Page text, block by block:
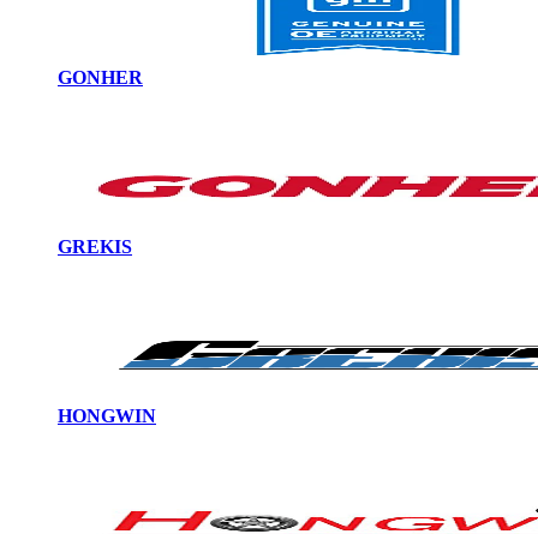
GONHER
GREKIS
HONGWIN